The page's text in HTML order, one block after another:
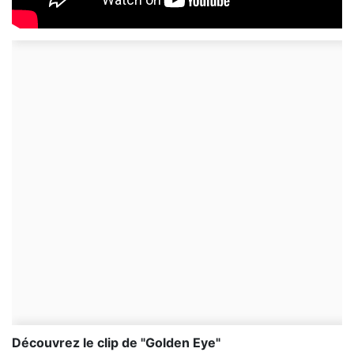
Découvrez le clip de "Golden Eye"